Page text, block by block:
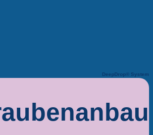
DeepDrop® System